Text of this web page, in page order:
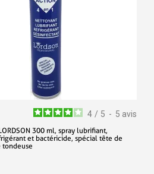
4 / 5 - 5 avis
300 ml, spray lubrifiant,
et bactéricide, spécial tête de
tondeuse